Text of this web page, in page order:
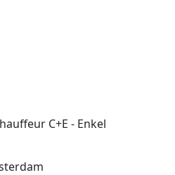
C+E - Enkel